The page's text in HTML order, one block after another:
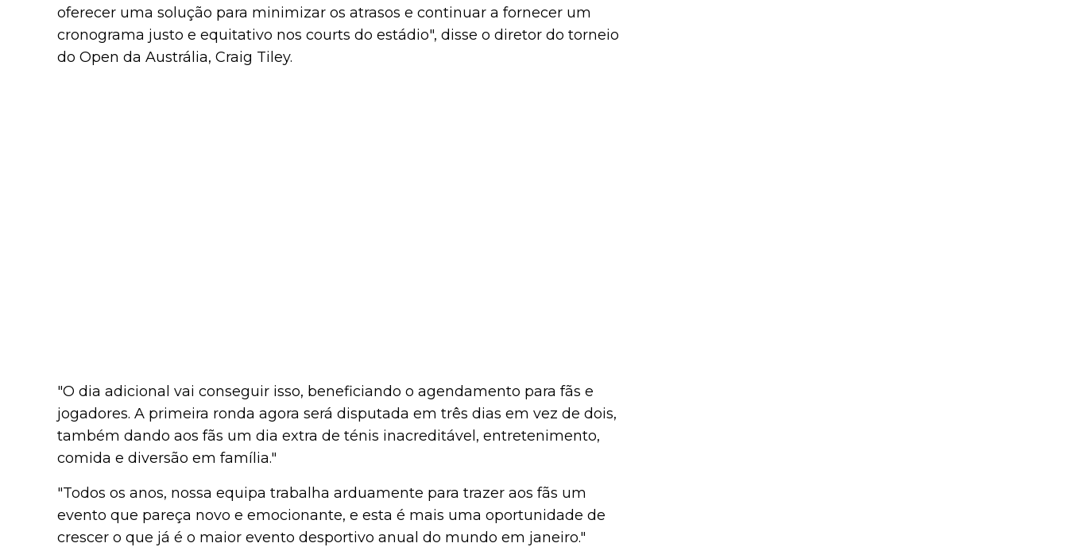
oferecer uma solução para minimizar os atrasos e continuar a fornecer um
cronograma justo e equitativo nos courts do estádio", disse o diretor do torneio
do Open da Austrália, Craig Tiley.
"O dia adicional vai conseguir isso, beneficiando o agendamento para fãs e
jogadores. A primeira ronda agora será disputada em três dias em vez de dois,
também dando aos fãs um dia extra de ténis inacreditável, entretenimento,
comida e diversão em família."
"Todos os anos, nossa equipa trabalha arduamente para trazer aos fãs um
evento que pareça novo e emocionante, e esta é mais uma oportunidade de
crescer o que já é o maior evento desportivo anual do mundo em janeiro."